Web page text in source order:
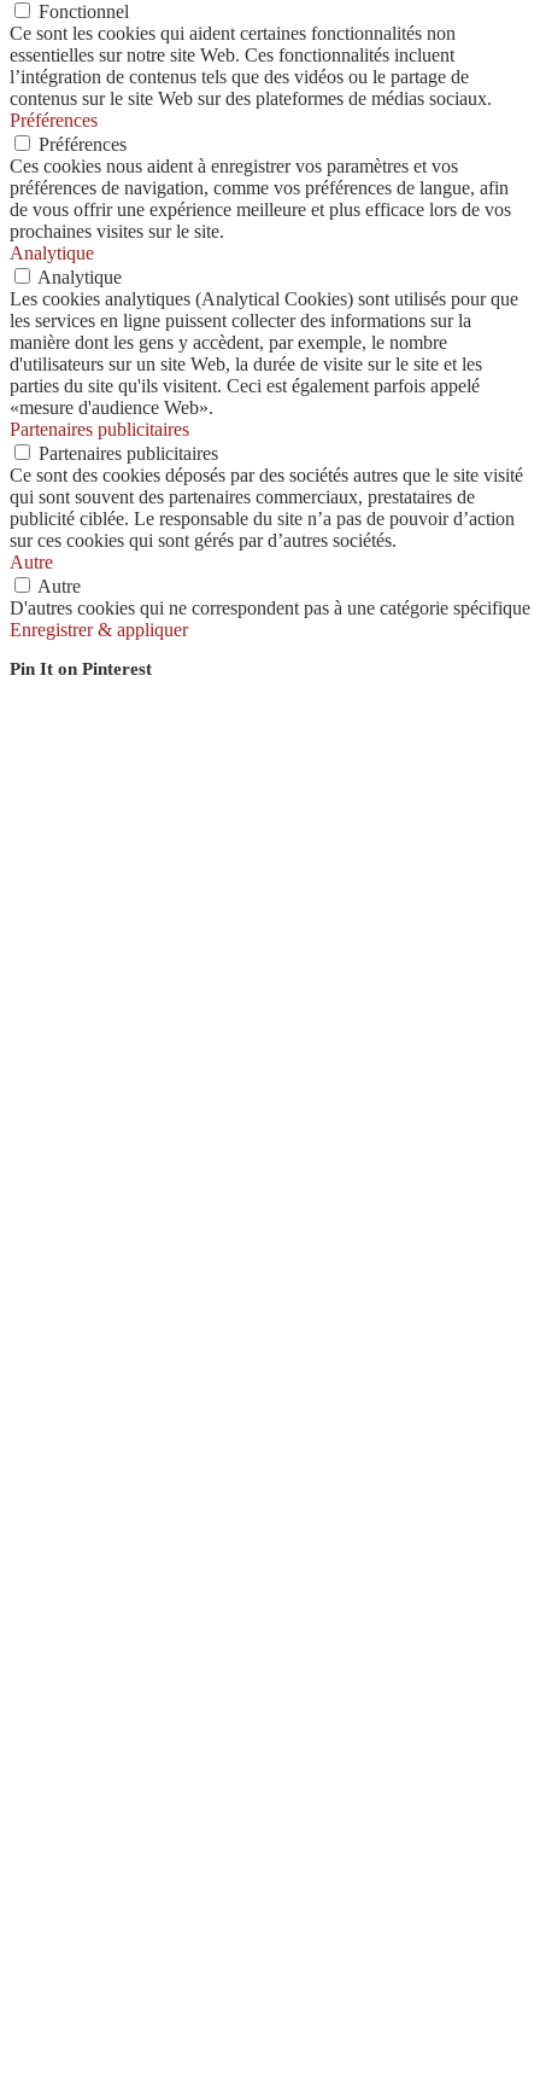
Fonctionnel
Ce sont les cookies qui aident certaines fonctionnalités non
essentielles sur notre site Web. Ces fonctionnalités incluent
l’intégration de contenus tels que des vidéos ou le partage de
contenus sur le site Web sur des plateformes de médias sociaux.
Préférences
Préférences
Ces cookies nous aident à enregistrer vos paramètres et vos
préférences de navigation, comme vos préférences de langue, afin
de vous offrir une expérience meilleure et plus efficace lors de vos
prochaines visites sur le site.
Analytique
Analytique
Les cookies analytiques (Analytical Cookies) sont utilisés pour que
les services en ligne puissent collecter des informations sur la
manière dont les gens y accèdent, par exemple, le nombre
d'utilisateurs sur un site Web, la durée de visite sur le site et les
parties du site qu'ils visitent. Ceci est également parfois appelé
«mesure d'audience Web».
Partenaires publicitaires
Partenaires publicitaires
Ce sont des cookies déposés par des sociétés autres que le site visité
qui sont souvent des partenaires commerciaux, prestataires de
publicité ciblée. Le responsable du site n’a pas de pouvoir d’action
sur ces cookies qui sont gérés par d’autres sociétés.
Autre
Autre
D'autres cookies qui ne correspondent pas à une catégorie spécifique
Enregistrer & appliquer
Pin It on Pinterest